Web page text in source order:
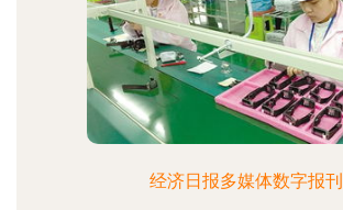
经济日报多媒体数字报刊